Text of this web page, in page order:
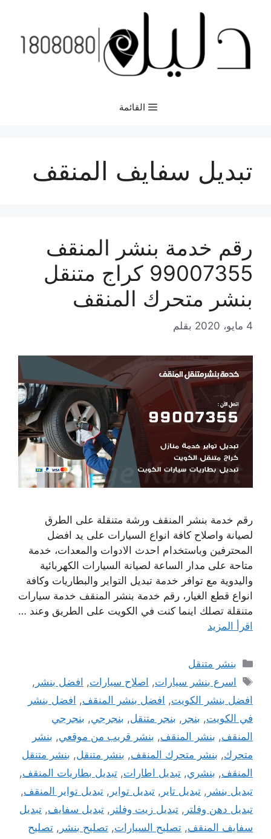
المحتوى
القائمة
تبديل سفايف المنقف
رقم خدمة بنشر المنقف
99007355 كراج متنقل
بنشر متحرك المنقف
4 مايو، 2020 بقلم
رقم خدمة بنشر المنقف ورشة متنقلة على الطرق
لصيانة واصلاح كافة انواع السيارات على يد افضل
المحترفين وباستخدام احدث الادوات والمعدات، خدمة
متاحة على مدار الساعة لصيانة السيارات الكهربائية
واليدوية مع توافر خدمة تبديل التواير والبطاريات وكافة
انواع قطع الغيار، رقم خدمة بنشر المنقف خدمة سيارات
متنقلة تصلك اينما كنت في الكويت على الطريق وعند …
اقرأ المزيد
التصنيفات
بنشر متنقل
الوسوم
اسرع بنشر سيارات, اصلاح سيارات, افضل بنشر ,
افضل بنشر الكويت, افضل بنشر المنقف, افضل بنشر
في الكويت, بنجر , بنجر متنقل, بنجرجي, بنجرجي
المنقف, بنشر المنقف, بنشر قريب من موقعي, بنشر
متحرك, بنشر متحرك المنقف, بنشر متنقل, بنشر متنقل
المنقف, بنشري, تبديل اطارات, تبديل بطاريات المنقف,
تبديل بنشر , تبديل تاير , تبديل تواير , تبديل تواير المنقف,
تبديل دهن وفلتر , تبديل زيت وفلتر , تبديل سفايف, تبديل
سفايف المنقف, تصليح السيارات, تصليح بنشر , تصليح